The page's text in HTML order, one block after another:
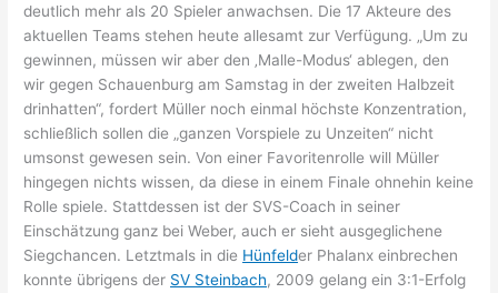
deutlich mehr als 20 Spieler anwachsen. Die 17 Akteure des
aktuellen Teams stehen heute allesamt zur Verfügung. „Um zu
gewinnen, müssen wir aber den ‚Malle-Modus‘ ablegen, den
wir gegen Schauenburg am Samstag in der zweiten Halbzeit
drinhatten“, fordert Müller noch einmal höchste Konzentration,
schließlich sollen die „ganzen Vorspiele zu Unzeiten“ nicht
umsonst gewesen sein. Von einer Favoritenrolle will Müller
hingegen nichts wissen, da diese in einem Finale ohnehin keine
Rolle spiele. Stattdessen ist der SVS-Coach in seiner
Einschätzung ganz bei Weber, auch er sieht ausgeglichene
Siegchancen. Letztmals in die Hünfelder Phalanx einbrechen
konnte übrigens der SV Steinbach, 2009 gelang ein 3:1-Erfolg